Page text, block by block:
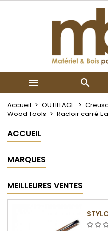
 
Accueil OUTILLAGE
Wood Tools
Racloir carré
ACCUEIL
MARQUES
MEILLEURES VENTES
Mes listes
Créer une nouvelle
Créer une
Connexion
Vous devez être
à votre liste d'envies.